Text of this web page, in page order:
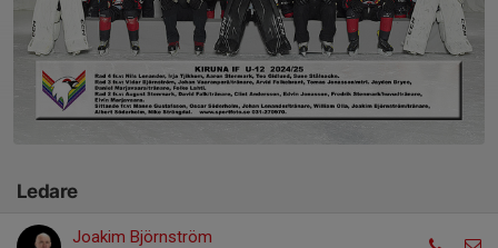
Ledare
Joakim Björnström